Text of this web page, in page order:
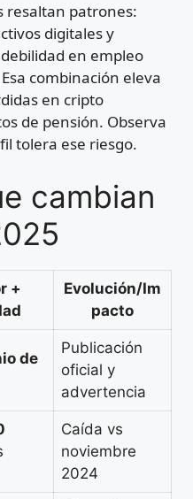
resaltan patrones:
digitales y
en empleo
combinación eleva
en cripto
de pensión. Observa
tolera ese riesgo.
cambian
+
Evolución/Im
pacto
de
Publicación
oficial y
advertencia
Caída vs
noviembre
2024